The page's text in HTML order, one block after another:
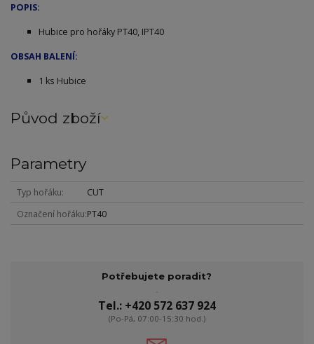
POPIS:
Hubice pro hořáky PT40, IPT40
OBSAH BALENÍ:
1 ks Hubice
Původ zboží
Parametry
Typ hořáku
CUT
Označení hořáku PT40
Potřebujete poradit?
Tel.: +420 572 637 924
(Po-Pá, 07:00-15:30 hod.)